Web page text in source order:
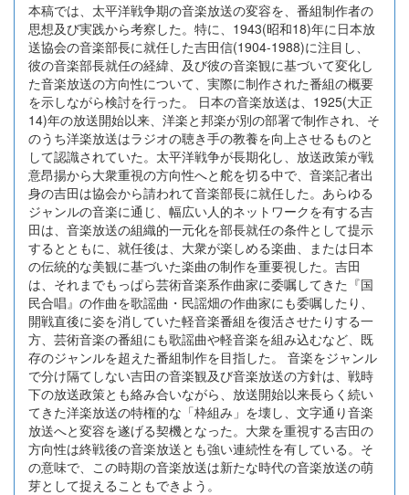
本稿では、太平洋戦争期の音楽放送の変容を、番組制作者の
思想及び実践から考察した。特に、1943(昭和18)年に日本放
送協会の音楽部長に就任した吉田信(1904-1988)に注目し、
彼の音楽部長就任の経緯、及び彼の音楽観に基づいて変化し
た音楽放送の方向性について、実際に制作された番組の概要
を示しながら検討を行った。 日本の音楽放送は、1925(大正
14)年の放送開始以来、洋楽と邦楽が別の部署で制作され、そ
のうち洋楽放送はラジオの聴き手の教養を向上させるものと
して認識されていた。太平洋戦争が長期化し、放送政策が戦
意昂揚から大衆重視の方向性へと舵を切る中で、音楽記者出
身の吉田は協会から請われて音楽部長に就任した。あらゆる
ジャンルの音楽に通じ、幅広い人的ネットワークを有する吉
田は、音楽放送の組織的一元化を部長就任の条件として提示
するとともに、就任後は、大衆が楽しめる楽曲、または日本
の伝統的な美観に基づいた楽曲の制作を重要視した。吉田
は、それまでもっぱら芸術音楽系作曲家に委嘱してきた『国
民合唱』の作曲を歌謡曲・民謡畑の作曲家にも委嘱したり、
開戦直後に姿を消していた軽音楽番組を復活させたりする一
方、芸術音楽の番組にも歌謡曲や軽音楽を組み込むなど、既
存のジャンルを超えた番組制作を目指した。 音楽をジャンル
で分け隔てしない吉田の音楽観及び音楽放送の方針は、戦時
下の放送政策とも絡み合いながら、放送開始以来長らく続い
てきた洋楽放送の特権的な「枠組み」を壊し、文字通り音楽
放送へと変容を遂げる契機となった。大衆を重視する吉田の
方向性は終戦後の音楽放送とも強い連続性を有している。そ
の意味で、この時期の音楽放送は新たな時代の音楽放送の萌
芽として捉えることもできよう。